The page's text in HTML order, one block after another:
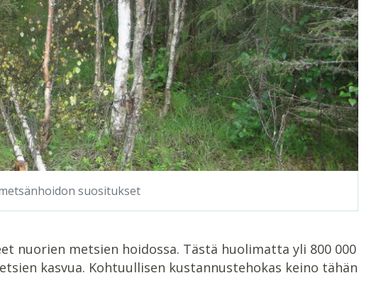
suositukset
nuorien metsien hoidossa. Tästä huolimatta yli 800 000
kasvua. Kohtuullisen kustannustehokas keino tähän